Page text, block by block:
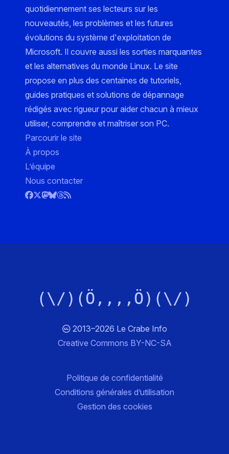
quotidiennement ses lecteurs sur les
nouveautés, les problèmes et les futures
évolutions du système d'exploitation de
Microsoft. Il couvre aussi les sorties marquantes
et les alternatives du monde Linux. Le site
propose en plus des centaines de tutoriels,
guides pratiques et solutions de dépannage
rédigés avec rigueur pour aider chacun à mieux
utiliser, comprendre et maîtriser son PC.
Parcourir le site
À propos
L’équipe
Nous contacter
(\/)(Ö,,,,Ö)(\/)
2013–2026 Le Crabe Info
Creative Commons BY-NC-SA
Politique de confidentialité
Conditions générales d’utilisation
Gestion des cookies